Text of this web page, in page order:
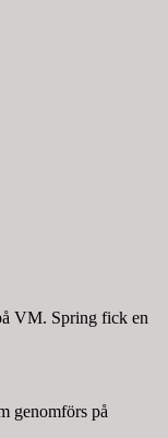
VM. Spring fick en
genomförs på